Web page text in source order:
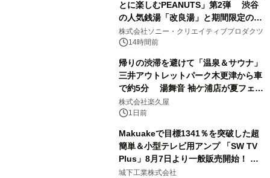
とに楽しむPEANUTS」第2弾 渋谷
の人気銭湯「改良湯」と期間限定のコ
ラボレーション サウナイキタイコラ
ボグッズも発売決定！
株式会社ソニー・クリエイティブプロダクツ
14時間前
帰りの渋滞を避けて「温泉＆サウナ」
三井アウトレットパーク木更津から車
で約5分 湯舞音 袖ケ浦店が夏フェア
メニューを提供
株式会社楽久屋
1日前
Makuakeで目標1341％を突破した超
簡単＆小型テレビ用アンプ 「SW TV
Plus」8月7日より一般販売開始！ ケ
ーブル1本つなぐだけ、テレビの音が
城下工業株式会社